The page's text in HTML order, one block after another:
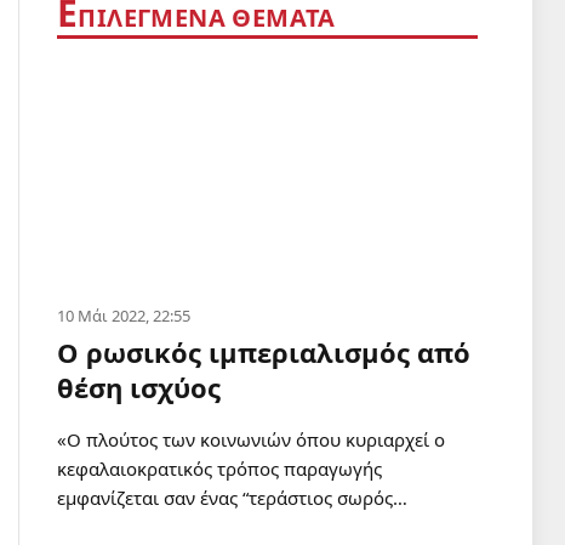
ΕΠΙΛΕΓΜΕΝΑ ΘΕΜΑΤΑ
10 Μάι 2022, 22:55
Ο ρωσικός ιμπεριαλισμός από
θέση ισχύος
«Ο πλούτος των κοινωνιών όπου κυριαρχεί ο
κεφαλαιοκρατικός τρόπος παραγωγής
εμφανίζεται σαν ένας “τεράστιος σωρός…